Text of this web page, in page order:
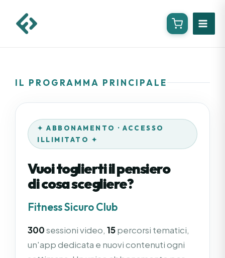
contenuto
IL PROGRAMMA PRINCIPALE
✦ ABBONAMENTO · ACCESSO
ILLIMITATO ✦
Vuoi toglierti il pensiero
di cosa scegliere?
Fitness Sicuro Club
300sessioni video, 15percorsi tematici,
un'app dedicata e nuovi contenuti ogni